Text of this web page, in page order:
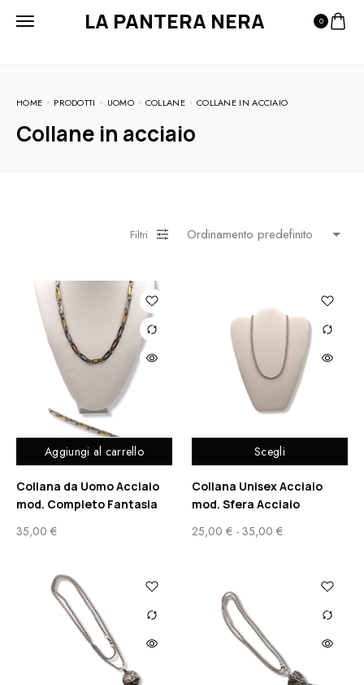
LA PANTERA NERA 0
HOME PRODOTTI UOMO COLLANE COLLANE IN ACCIAIO
Collane in acciaio
Filtri
Aggiungi al carrello
Collana da Uomo Acciaio
mod. Completo Fantasia
35,00 €
Scegli
Collana Unisex Acciaio
mod. Sfera Acciaio
25,00 € - 35,00 €